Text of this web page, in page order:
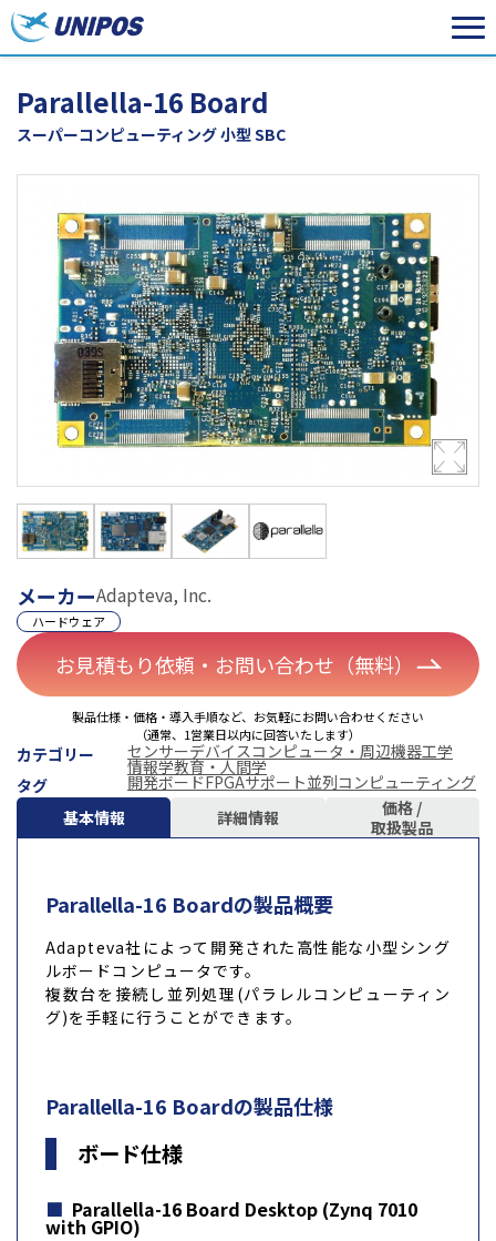
Parallella-16 Board
スーパーコンピューティング 小型 SBC
メーカーAdapteva, Inc.
ハードウェア
お見積もり依頼・お問い合わせ（無料）
製品仕様・価格・導入手順など、お気軽にお問い合わせください
（通常、1営業日以内に回答いたします）
カテゴリー センサーデバイスコンピュータ・周辺機器工学
情報学教育・人間学
タグ
開発ボードFPGAサポート並列コンピューティング
基本情報
詳細情報
価格 /
取扱製品
Parallella-16 Boardの製品概要
Adapteva社によって開発された高性能な小型シング
ルボードコンピュータです。
複数台を接続し並列処理(パラレルコンピューティン
グ)を手軽に行うことができます。
Parallella-16 Boardの製品仕様
ボード仕様
Parallella-16 Board Desktop (Zynq 7010
with GPIO)